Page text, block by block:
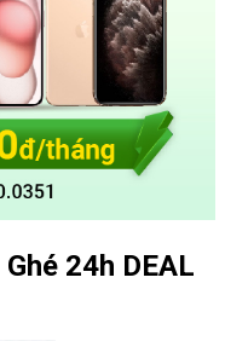
24h DEAL